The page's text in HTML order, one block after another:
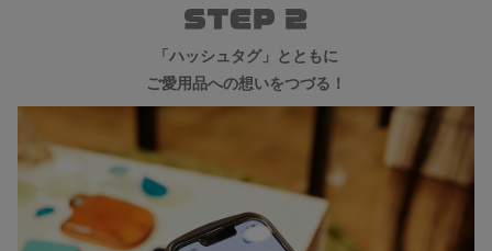
「ハッシュタグ」とともに
ご愛用品への想いをつづる！